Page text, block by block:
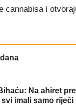
cannabisa i
Na ahiret
imali samo riječi